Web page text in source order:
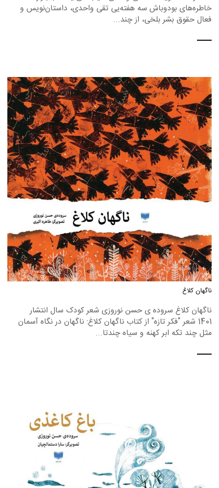
خاطره‌های بودوباش سه هفته‌یی تقی واحدی، داستان‌نویس و
فعال حقوق بشر بلخی، از چند...
ناگهان کلاغ
ناگهان کلاغ سروده ی حسن نوروزی شعر کودک سال انتشار
1401 شعر "فکر تازه" از کتاب ناگهان کلاغ: ناگهان در نگاه آسمان
مثل چند تکه ابر کهنه و سیاه چندتا...